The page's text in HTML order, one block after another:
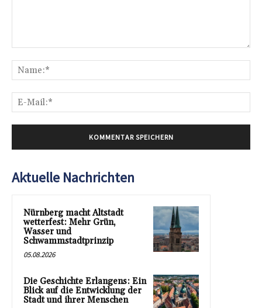
Aktuelle Nachrichten
Nürnberg macht Altstadt
wetterfest: Mehr Grün,
Wasser und
Schwammstadtprinzip
05.08.2026
Die Geschichte Erlangens: Ein
Blick auf die Entwicklung der
Stadt und ihrer Menschen